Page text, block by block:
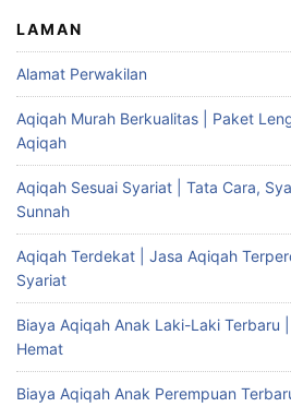
LAMAN
Alamat Perwakilan
Aqiqah Murah Berkualitas | Paket
Aqiqah
Aqiqah Sesuai Syariat | Tata Cara,
Sunnah
Aqiqah Terdekat | Jasa Aqiqah
Syariat
Biaya Aqiqah Anak Laki-Laki Terbaru
Hemat
Biaya Aqiqah Anak Perempuan